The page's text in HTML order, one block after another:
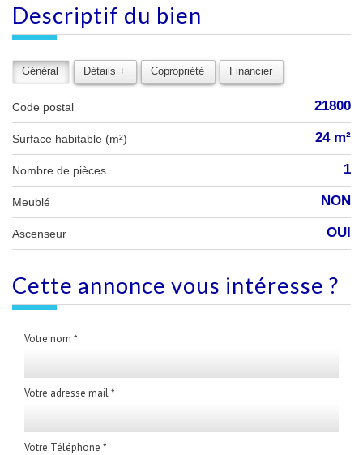
descriptif du bien
Général Détails + Copropriété Financier
Code postal 21800
Surface habitable (m²) 24 m²
Nombre de pièces 1
Meublé NON
Ascenseur OUI
cette annonce vous intéresse ?
Votre nom *
Votre adresse mail *
Votre Téléphone *